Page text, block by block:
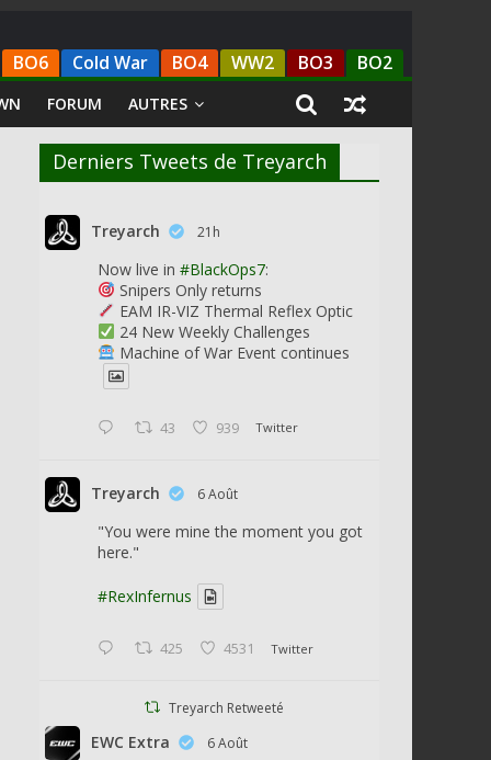
BO6 Cold War BO4 WW2 BO3 BO2
FORUM AUTRES
Derniers Tweets de Treyarch
Treyarch 21h
Now live in #BlackOps7:
Snipers Only returns
EAM IR-VIZ Thermal Reflex Optic
24 New Weekly Challenges
Machine of War Event continues
43 939 Twitter
Treyarch 6 Août
"You were mine the moment you got
here."
#RexInfernus
425 4531 Twitter
Treyarch Retweeté
EWC Extra 6 Août